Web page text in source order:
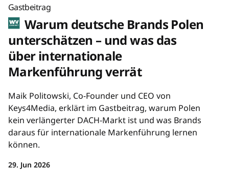
Gastbeitrag
Warum deutsche Brands Polen
unterschätzen – und was das
über internationale
Markenführung verrät
Maik Politowski, Co-Founder und CEO von
Keys4Media, erklärt im Gastbeitrag, warum Polen
kein verlängerter DACH-Markt ist und was Brands
daraus für internationale Markenführung lernen
können.
29. Jun 2026